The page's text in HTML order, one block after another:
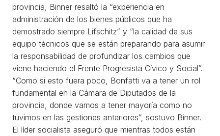
provincia, Binner resaltó la “experiencia en
administración de los bienes públicos que ha
demostrado siempre Lifschitz” y “la calidad de sus
equipo técnicos que se están preparando para asumir
la responsabilidad de profundizar los cambios que
viene haciendo el Frente Progresista Cívico y Social”.
“Como si esto fuera poco, Bonfatti va a tener un rol
fundamental en la Cámara de Diputados de la
provincia, donde vamos a tener mayoría como no
tuvimos en las gestiones anteriores”, sostuvo Binner.
El líder socialista aseguró que mientras todos están